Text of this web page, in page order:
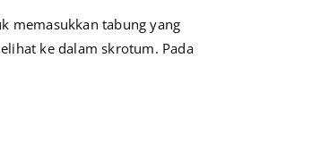
memasukkan tabung yang
ke dalam skrotum. Pada